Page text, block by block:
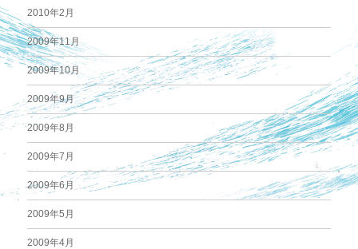
2010年2月
2009年11月
2009年10月
2009年9月
2009年8月
2009年7月
2009年6月
2009年5月
2009年4月